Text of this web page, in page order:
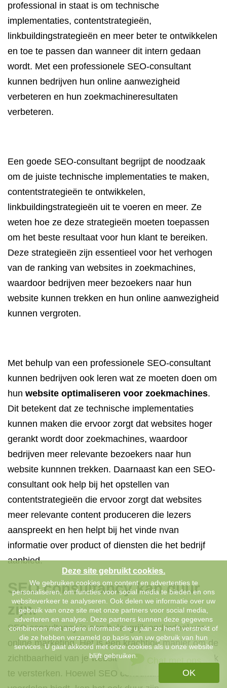
professional in staat is om technische
implementaties, contentstrategieën,
linkbuildingstrategieën en meer beter te ontwikkelen
en toe te passen dan wanneer dit intern gedaan
wordt. Met een professionele SEO-consultant
kunnen bedrijven hun online aanwezigheid
verbeteren en hun zoekmachineresultaten
verbeteren.
Een goede SEO-consultant begrijpt de noodzaak
om de juiste technische implementaties te maken,
contentstrategieën te ontwikkelen,
linkbuildingstrategieën uit te voeren en meer. Ze
weten hoe ze deze strategieën moeten toepassen
om het beste resultaat voor hun klant te bereiken.
Deze strategieën zijn essentieel voor het verhogen
van de ranking van websites in zoekmachines,
waardoor bedrijven meer bezoekers naar hun
website kunnen trekken en hun online aanwezigheid
kunnen vergroten.
Met behulp van een professionele SEO-consultant
kunnen bedrijven ook leren wat ze moeten doen om
hun website optimaliseren voor zoekmachines.
Dit betekent dat ze technische implementaties
kunnen maken die ervoor zorgt dat websites hoger
gerankt wordt door zoekmachines, waardoor
bedrijven meer relevante bezoekers naar hun
website kunnnen trekken. Daarnaast kan een SEO-
consultant ook help bij het opstellen van
contentstrategieën die ervoor zorgt dat websites
meer relevante content produceren die lezers
aanspreekt en hen helpt bij het vinde nvan
informatie over product of diensten die het bedrijf
aanbied.
SEO consultancykan duur
zijn.
SEO consultancy is een belangrijk onderdeel van
online marketing. Het is een krachtige manier om de
zichtbaarheid van je website te vergroten en je merk
te versterken. Hoewel SEO consultancy veel
Chat met ons
Deze site gebruikt cookies.
We gebruiken cookies om content en advertenties te
personaliseren, om functies voor social media te bieden en ons
websiteverkeer te analyseren. Ook delen we informatie over uw
gebruik van onze site met onze partners voor social media,
adverteren en analyse. Deze partners kunnen deze gegevens
combineren met andere informatie die u aan ze heeft verstrekt of
die ze hebben verzameld op basis van uw gebruik van hun
services. U gaat akkoord met onze cookies als u onze website
blijft gebruiken.
OK